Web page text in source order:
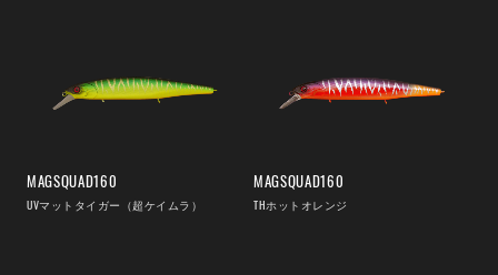
MAGSQUAD160
UVマットタイガー（超ケイムラ）
MAGSQUAD160
THホットオレンジ